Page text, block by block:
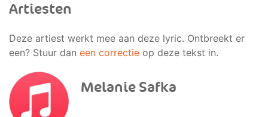
Artiesten
Deze artiest werkt mee aan deze lyric. Ontbreekt er
een? Stuur dan een correctie op deze tekst in.
Melanie Safka